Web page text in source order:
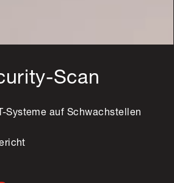
Scan
Systeme auf Schwachstellen